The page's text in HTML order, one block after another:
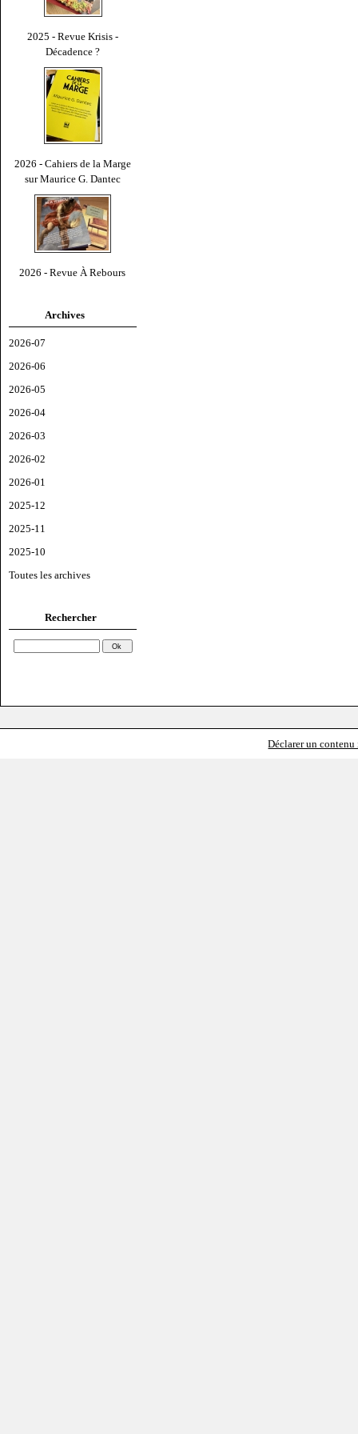
2025 - Revue Krisis -
Décadence ?
2026 - Cahiers de la Marge
sur Maurice G. Dantec
2026 - Revue À Rebours
Archives
2026-07
2026-06
2026-05
2026-04
2026-03
2026-02
2026-01
2025-12
2025-11
2025-10
Toutes les archives
Rechercher
Déclarer un